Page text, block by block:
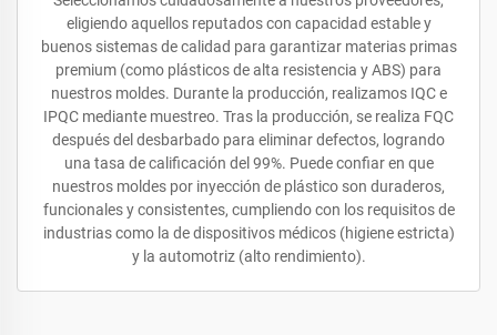
eligiendo aquellos reputados con capacidad estable y
buenos sistemas de calidad para garantizar materias primas
premium (como plásticos de alta resistencia y ABS) para
nuestros moldes. Durante la producción, realizamos IQC e
IPQC mediante muestreo. Tras la producción, se realiza FQC
después del desbarbado para eliminar defectos, logrando
una tasa de calificación del 99%. Puede confiar en que
nuestros moldes por inyección de plástico son duraderos,
funcionales y consistentes, cumpliendo con los requisitos de
industrias como la de dispositivos médicos (higiene estricta)
y la automotriz (alto rendimiento).